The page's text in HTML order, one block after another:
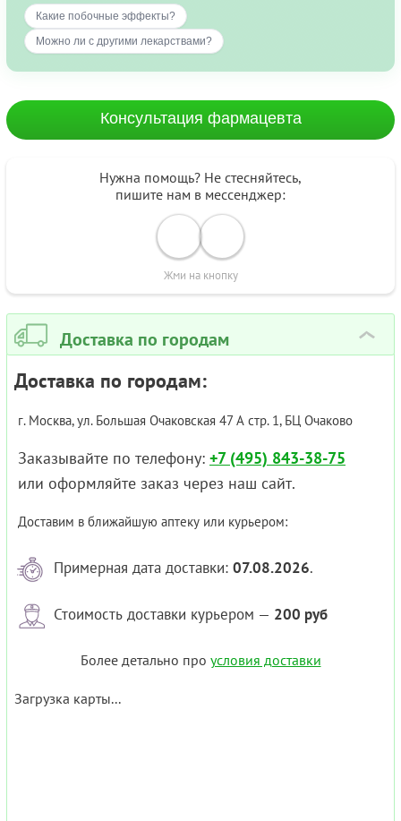
Какие побочные эффекты?
Можно ли с другими лекарствами?
Консультация фармацевта
Нужна помощь? Не стесняйтесь,
пишите нам в мессенджер:
Жми на кнопку
Доставка по городам ›
Доставка по городам:
г. Москва, ул. Большая Очаковская 47 А стр. 1, БЦ Очаково
Заказывайте по телефону: +7 (495) 843-38-75
или оформляйте заказ через наш сайт.
Доставим в ближайшую аптеку или курьером:
Примерная дата доставки: 07.08.2026.
Стоимость доставки курьером — 200 руб
Более детально про условия доставки
Загрузка карты...